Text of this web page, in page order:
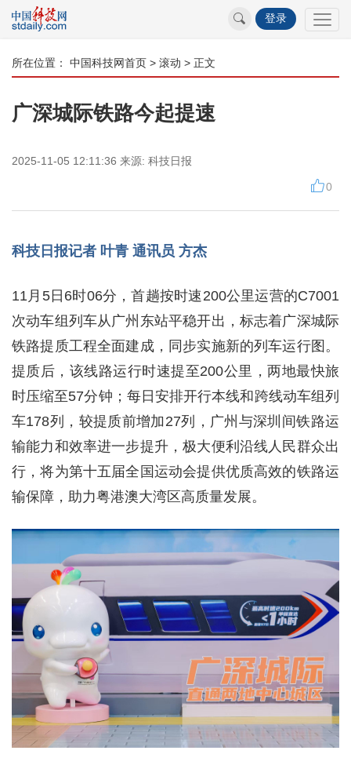
登录
所在位置： 中国科技网首页 > 滚动 > 正文
广深城际铁路今起提速
2025-11-05 12:11:36 来源: 科技日报
0
科技日报记者 叶青 通讯员 方杰
11月5日6时06分，首趟按时速200公里运营的C7001
次动车组列车从广州东站平稳开出，标志着广深城际
铁路提质工程全面建成，同步实施新的列车运行图。
提质后，该线路运行时速提至200公里，两地最快旅
时压缩至57分钟；每日安排开行本线和跨线动车组列
车178列，较提质前增加27列，广州与深圳间铁路运
输能力和效率进一步提升，极大便利沿线人民群众出
行，将为第十五届全国运动会提供优质高效的铁路运
输保障，助力粤港澳大湾区高质量发展。